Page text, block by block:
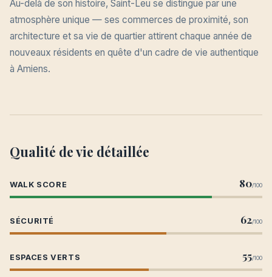
Au-delà de son histoire, Saint-Leu se distingue par une
atmosphère unique — ses commerces de proximité, son
architecture et sa vie de quartier attirent chaque année de
nouveaux résidents en quête d'un cadre de vie authentique
à Amiens.
Qualité de vie détaillée
WALK SCORE 80/100
SÉCURITÉ 62/100
ESPACES VERTS 55/100